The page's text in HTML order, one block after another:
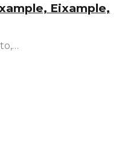
Eixample,